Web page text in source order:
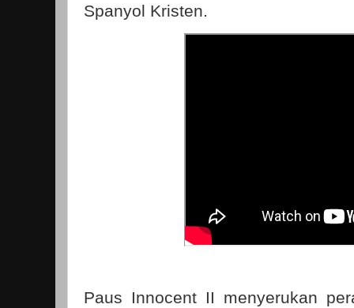
Spanyol Kristen.
Paus Innocent II menyerukan